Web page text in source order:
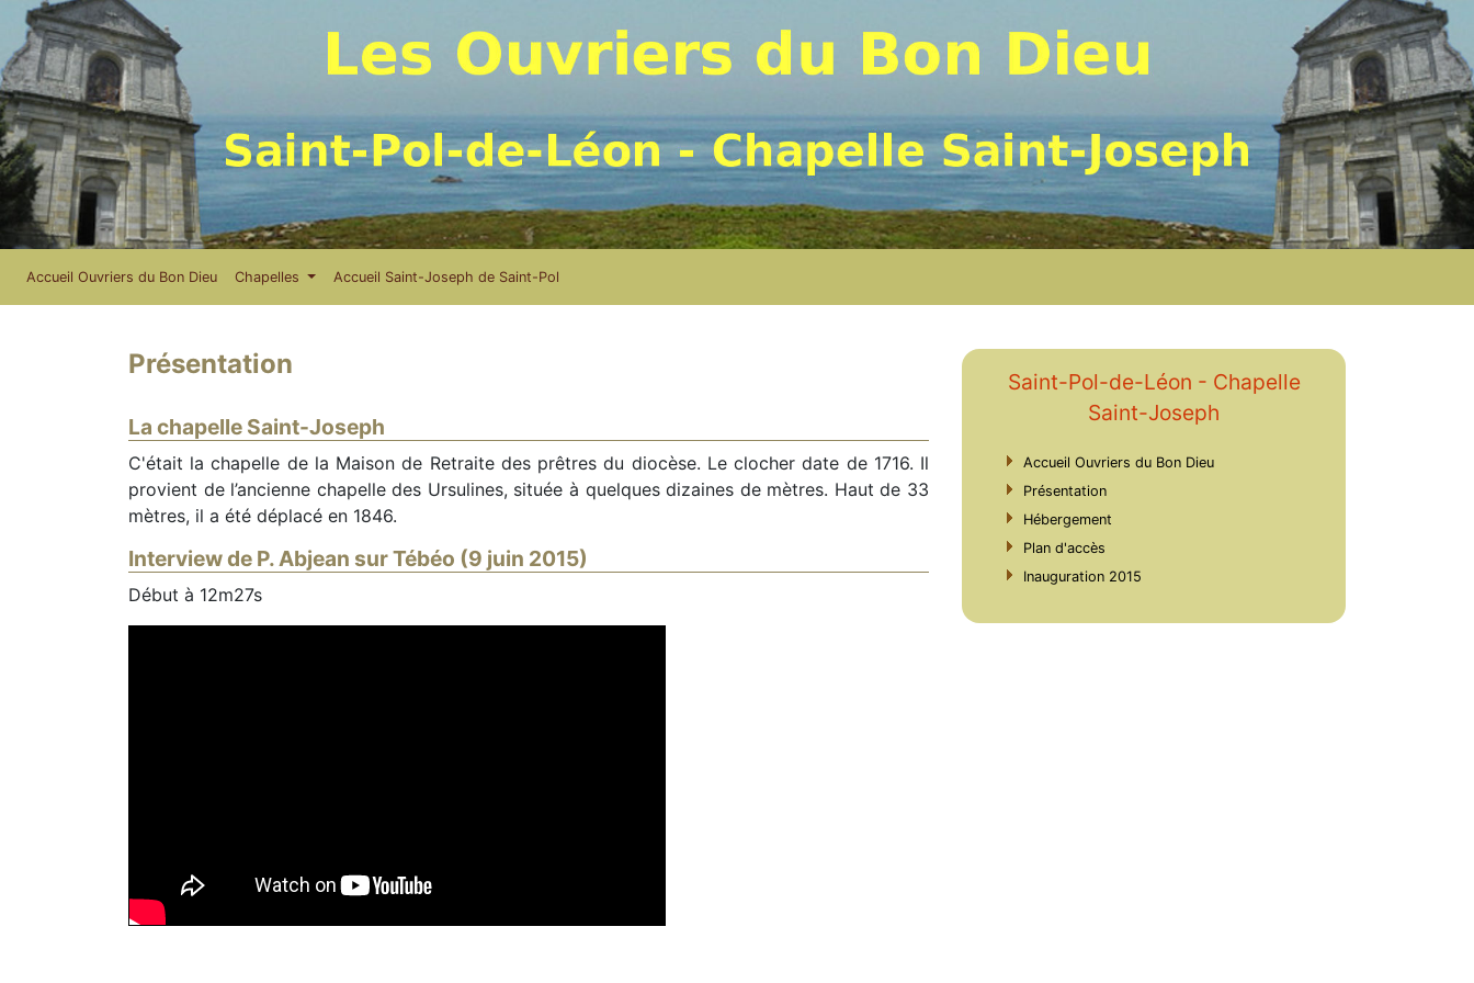
Accueil Ouvriers du Bon Dieu Chapelles Accueil Saint-Joseph de Saint-Pol
Présentation
La chapelle Saint-Joseph
C'était la chapelle de la Maison de Retraite des prêtres du diocèse. Le clocher date de 1716. Il
provient de l’ancienne chapelle des Ursulines, située à quelques dizaines de mètres. Haut de 33
mètres, il a été déplacé en 1846.
Interview de P. Abjean sur Tébéo (9 juin 2015)
Début à 12m27s
Saint-Pol-de-Léon - Chapelle
Saint-Joseph
Accueil Ouvriers du Bon Dieu
Présentation
Hébergement
Plan d'accès
Inauguration 2015